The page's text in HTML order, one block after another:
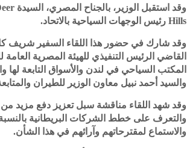
Hills رئيس الوجهات السياحية بالاتحاد.
وقد شارك في حضور هذا اللقاء السفير شريف
القاضي الرئيس التنفيذي للهيئة المصرية
المكتب السياحي في لندن والأسواق التابعة
والسيد أحمد نبيل معاون الوزير للطيران
وقد شهد اللقاء مناقشة سبل تعزيز دفع مزيد
والتعرف على خطط الشركات البريطانية
والاستماع لمقترحاتهم وآرائهم في هذا الشأن.